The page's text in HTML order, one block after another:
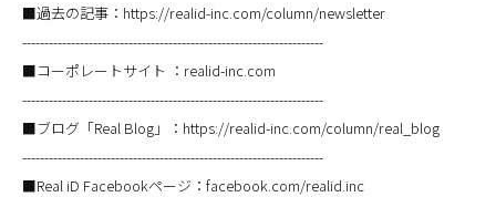
■過去の記事：https://realid-inc.com/column/newsletter
--------------------------------------------------------------------
■コーポレートサイト ：realid-inc.com
--------------------------------------------------------------------
■ブログ「Real Blog」：https://realid-inc.com/column/real_blog
--------------------------------------------------------------------
■Real iD Facebookページ：facebook.com/realid.inc